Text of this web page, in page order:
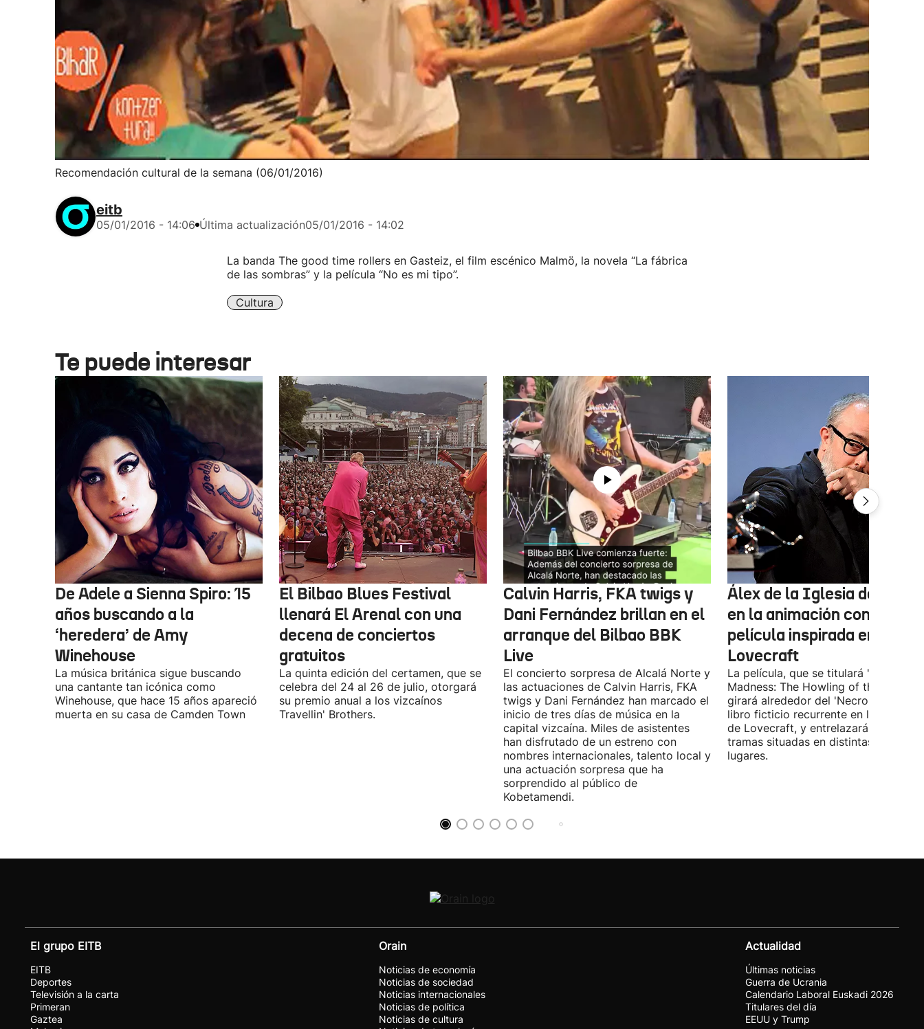
Recomendación cultural de la semana (06/01/2016)
eitb
05/01/2016 - 14:06 Última actualización05/01/2016 - 14:02
La banda The good time rollers en Gasteiz, el film escénico Malmö, la novela “La fábrica
de las sombras” y la película “No es mi tipo”.
Cultura
Te puede interesar
De Adele a Sienna Spiro: 15
años buscando a la
‘heredera’ de Amy
Winehouse
La música británica sigue buscando
una cantante tan icónica como
Winehouse, que hace 15 años apareció
muerta en su casa de Camden Town
El Bilbao Blues Festival
llenará El Arenal con una
decena de conciertos
gratuitos
La quinta edición del certamen, que se
celebra del 24 al 26 de julio, otorgará
su premio anual a los vizcaínos
Travellin' Brothers.
Calvin Harris, FKA twigs y
Dani Fernández brillan en el
arranque del Bilbao BBK
Live
El concierto sorpresa de Alcalá Norte y
las actuaciones de Calvin Harris, FKA
twigs y Dani Fernández han marcado el
inicio de tres días de música en la
capital vizcaína. Miles de asistentes
han disfrutado de un estreno con
nombres internacionales, talento local y
una actuación sorpresa que ha
sorprendido al público de
Kobetamendi.
Álex de la Iglesia debutará
en la animación con una
película inspirada en
Lovecraft
La película, que se titulará 'Ages of
Madness: The Howling of the Jinn',
girará alrededor del 'Necronomicón',
libro ficticio recurrente en los relatos
de Lovecraft, y entrelazará varias
tramas situadas en distintas épocas y
lugares.
El grupo EITB
EITB
Deportes
Televisión a la carta
Primeran
Gaztea
Orain
Noticias de economía
Noticias de sociedad
Noticias internacionales
Noticias de política
Noticias de cultura
Actualidad
Últimas noticias
Guerra de Ucrania
Calendario Laboral Euskadi 2026
Titulares del día
EEUU y Trump